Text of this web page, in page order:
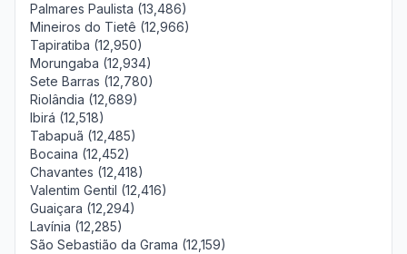
Palmares Paulista (13,486)
Mineiros do Tietê (12,966)
Tapiratiba (12,950)
Morungaba (12,934)
Sete Barras (12,780)
Riolândia (12,689)
Ibirá (12,518)
Tabapuã (12,485)
Bocaina (12,452)
Chavantes (12,418)
Valentim Gentil (12,416)
Guaiçara (12,294)
Lavínia (12,285)
São Sebastião da Grama (12,159)